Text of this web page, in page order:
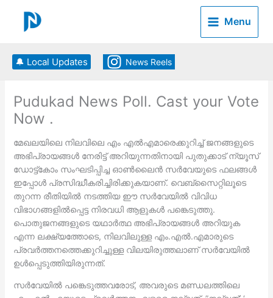
content
Menu
🔔 Local Updates News Reels
Pudukad News Poll. Cast your Vote
Now .
മേഖലയിലെ നിലവിലെ എം എല്‍എമാരെക്കുറിച്ച് ജനങ്ങളുടെ
അഭിപ്രായങ്ങള്‍ നേരിട്ട് അറിയുന്നതിനായി പുതുക്കാട് ന്യൂസ്
ഡോട്ട്കോം സംഘടിപ്പിച്ച ഓണ്‍ലൈന്‍ സര്‍വേയുടെ ഫലങ്ങള്‍
ഇപ്പോള്‍ പ്രസിദ്ധീകരിച്ചിരിക്കുകയാണ്. വെബ്‌സൈറ്റിലൂടെ
തുറന്ന രീതിയില്‍ നടത്തിയ ഈ സര്‍വേയില്‍ വിവിധ
വിഭാഗങ്ങളില്‍പ്പെട്ട നിരവധി ആളുകള്‍ പങ്കെടുത്തു.
പൊതുജനങ്ങളുടെ യഥാര്‍ത്ഥ അഭിപ്രായങ്ങള്‍ അറിയുക
എന്ന ലക്ഷ്യത്തോടെ, നിലവിലുള്ള എം.എല്‍.എമാരുടെ
പ്രവര്‍ത്തനത്തെക്കുറിച്ചുള്ള വിലയിരുത്തലാണ് സര്‍വേയില്‍
ഉള്‍പ്പെടുത്തിയിരുന്നത്.
സര്‍വേയില്‍ പങ്കെടുത്തവരോട്, അവരുടെ മണ്ഡലത്തിലെ